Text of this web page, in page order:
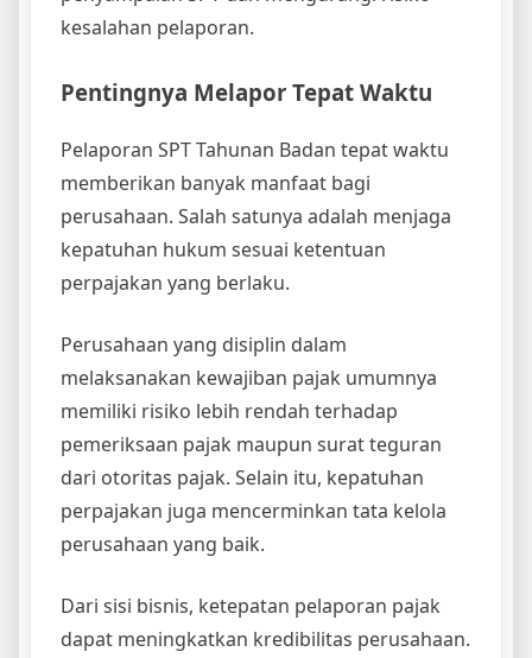
kesalahan pelaporan.
Pentingnya Melapor Tepat Waktu
Pelaporan SPT Tahunan Badan tepat waktu
memberikan banyak manfaat bagi
perusahaan. Salah satunya adalah menjaga
kepatuhan hukum sesuai ketentuan
perpajakan yang berlaku.
Perusahaan yang disiplin dalam
melaksanakan kewajiban pajak umumnya
memiliki risiko lebih rendah terhadap
pemeriksaan pajak maupun surat teguran
dari otoritas pajak. Selain itu, kepatuhan
perpajakan juga mencerminkan tata kelola
perusahaan yang baik.
Dari sisi bisnis, ketepatan pelaporan pajak
dapat meningkatkan kredibilitas perusahaan.